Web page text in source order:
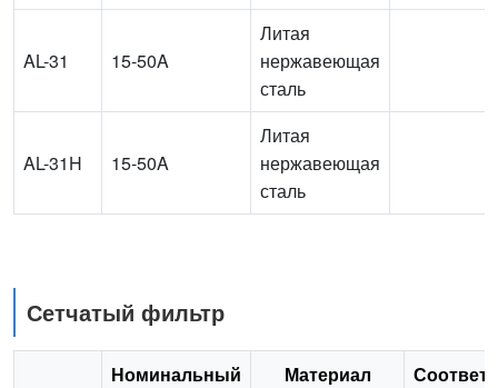
AL-31 15-50A
Литая
нержавеющая
сталь
AL-31H 15-50A
Литая
нержавеющая
сталь
Сетчатый фильтр
Номинальный
Материал